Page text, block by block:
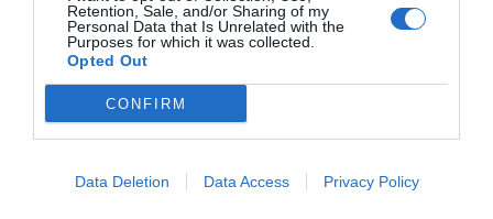
Retention, Sale, and/or Sharing of my
Personal Data that Is Unrelated with the
Purposes for which it was collected.
Opted Out
CONFIRM
Data Deletion Data Access Privacy Policy
VII. kerület
Budapest
Dohány utcai zsinagóga Erzsébetváros
Neked ajánljuk